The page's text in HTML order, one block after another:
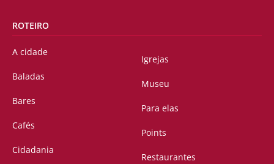
ROTEIRO
A cidade
Baladas
Bares
Cafés
Cidadania
Igrejas
Museu
Para elas
Points
Restaurantes